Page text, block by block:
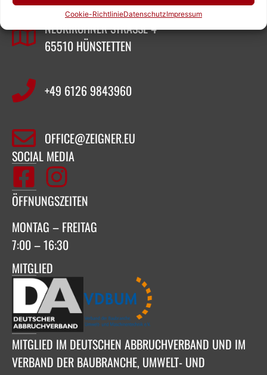
Cookie-RichtlinieDatenschutzImpressum
SASCHA ZEIGNER
NEUKIRCHNER STRASSE 4
65510 HÜNSTETTEN
+49 6126 9843960‬
OFFICE@ZEIGNER.EU
SOCIAL MEDIA
ÖFFNUNGSZEITEN
MONTAG – FREITAG
7:00 – 16:30
MITGLIED
MITGLIED IM DEUTSCHEN ABBRUCHVERBAND UND IM
VERBAND DER BAUBRANCHE, UMWELT- UND